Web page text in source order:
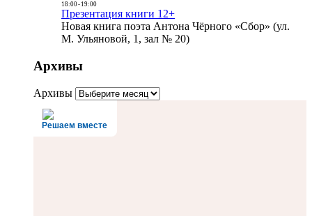
18:00- 19:00
Презентация книги 12+
Новая книга поэта Антона Чёрного «Сбор» (ул.
М. Ульяновой, 1, зал № 20)
Архивы
Архивы
Решаем вместе